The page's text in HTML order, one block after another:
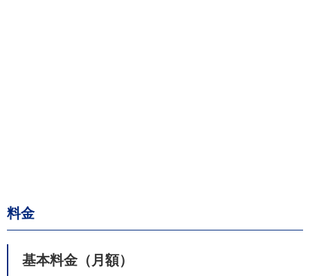
料金
基本料金（月額）